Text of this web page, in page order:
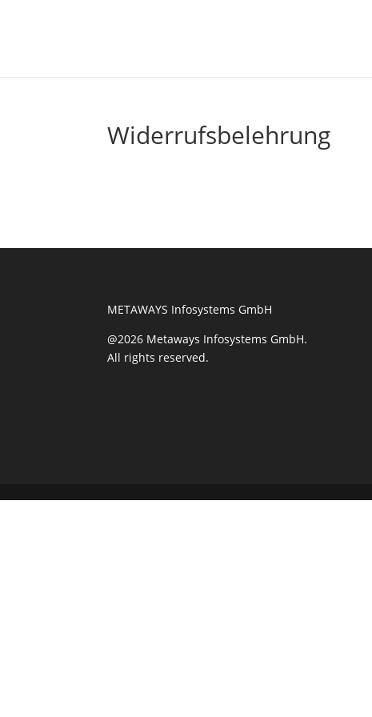
Widerrufsbelehrung
METAWAYS Infosystems GmbH
@2026 Metaways Infosystems GmbH.
All rights reserved.